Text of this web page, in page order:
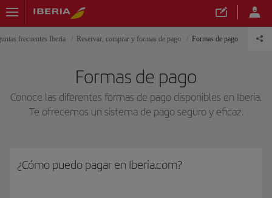
frecuentes Iberia Reservar, comprar y formas de pago Formas de pago
Formas de pago
Conoce las diferentes formas de pago disponibles en Iberia.
Te ofrecemos un sistema de pago seguro y eficaz.
¿Cómo puedo pagar en Iberia.com?